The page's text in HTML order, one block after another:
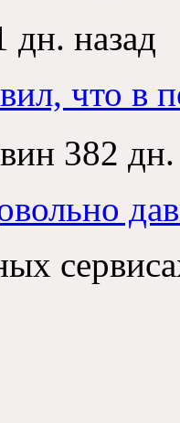
дн. назад
что в
382 дн.